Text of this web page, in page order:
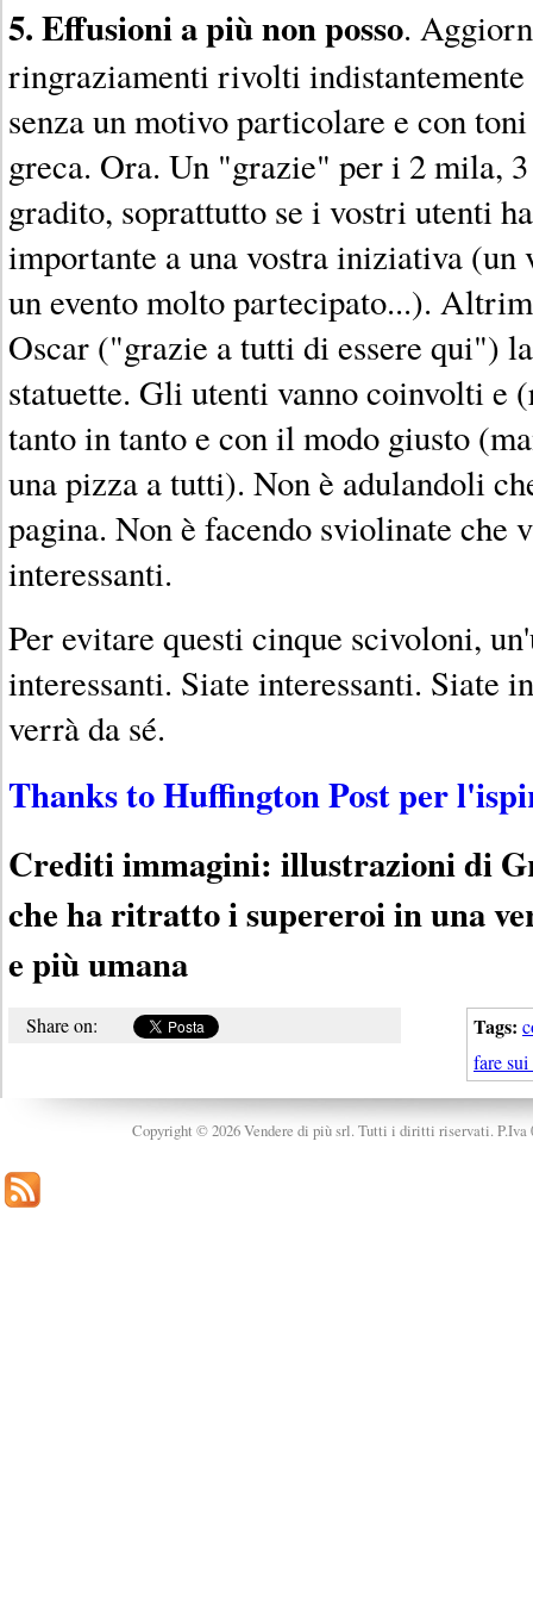
5. Effusioni a più non posso.
ringraziamenti rivolti
senza un motivo particolare e con
greca. Ora. Un "grazie" per i 2 mila,
gradito, soprattutto se i vostri utenti
importante a una vostra iniziativa (un
un evento molto partecipato...).
Oscar ("grazie a tutti di essere qui")
statuette. Gli utenti vanno coinvolti e
tanto in tanto e con il modo giusto
una pizza a tutti). Non è adulandoli
pagina. Non è facendo sviolinate che
interessanti.
Per evitare questi cinque scivoloni,
interessanti. Siate interessanti. Siate
verrà da sé.
Thanks to Huffington Post per
Crediti immagini: illustrazioni di
che ha ritratto i supereroi in una
e più umana
Tags:
fare
Share on:
Copyright © 2026 Vendere di più srl. Tutti i diritti riservati. P.Iva